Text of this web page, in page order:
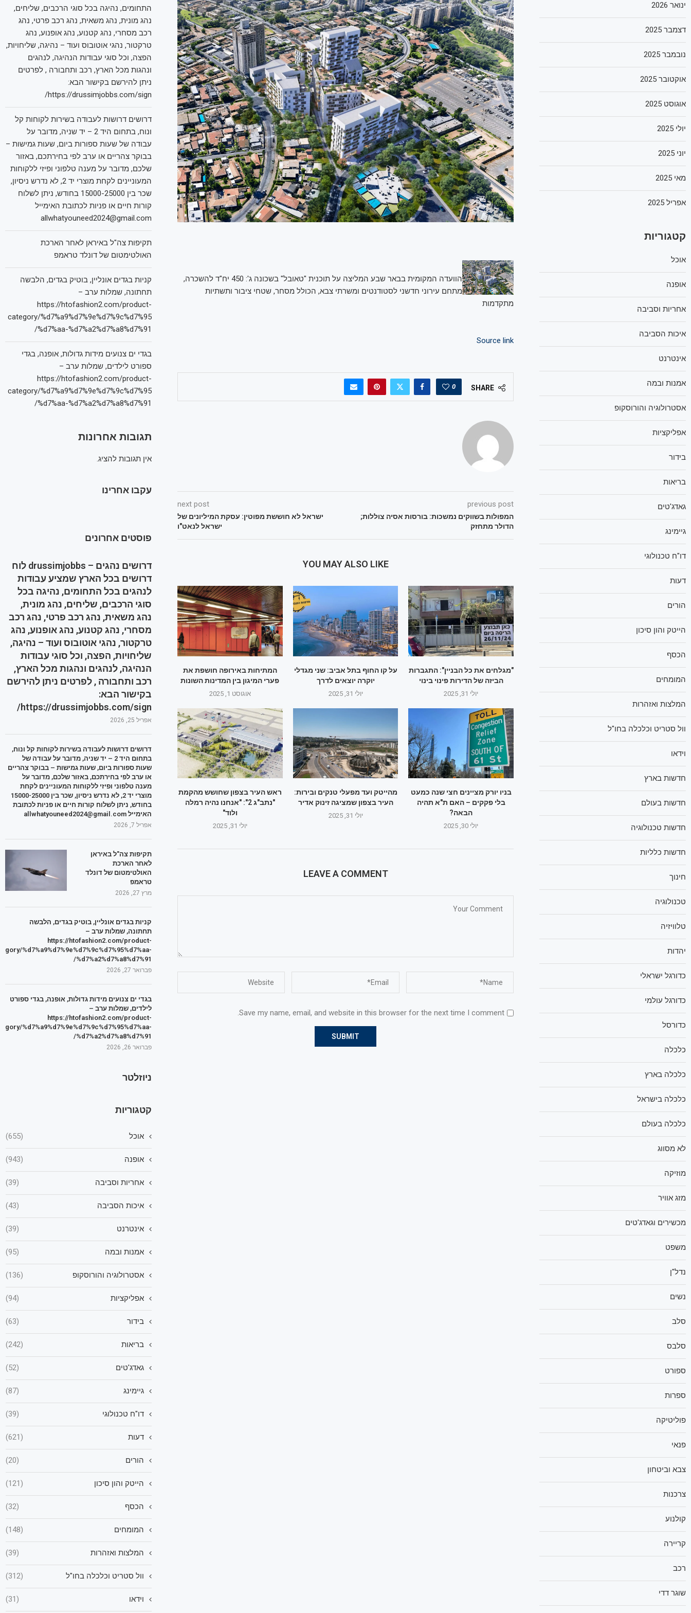
הוועדה המקומית בבאר שבע המליצה על תוכנית "טאובל" בשכונה ג': 450 יח"ד להשכרה,
מתחם עירוני חדשני לסטודנטים ומשרתי צבא, הכולל מסחר, שטחי ציבור ותשתיות
מתקדמות
Source link
SHARE
0
previous post
המפולות בשווקים נמשכות: בורסות אסיה צוללות;
הדולר מתחזק
next post
ישראל לא חוששת מפוטין: עסקת המיליונים של
ישראל לנאט"ו
YOU MAY ALSO LIKE
המתיחות באירופה חושפת את
פערי המיגון בין המדינות השונות
אוגוסט 1, 2025
על קו החוף בתל אביב: שני מגדלי
יוקרה יוצאים לדרך
יולי 31, 2025
"מגלחים את כל הבניין": התגברות
הביזה של הדירות פינוי בינוי
יולי 31, 2025
ראש העיר בצפון שחושש מהקמת
"נתב"ג 2": "אנחנו נהיה רמלה
ולוד"
יולי 31, 2025
מהייטק ועד מפעלי טנקים ובירות:
העיר בצפון שמציגה זינוק אדיר
יולי 31, 2025
בניו יורק מציינים חצי שנה כמעט
בלי פקקים – האם ת"א תהיה
הבאה?
יולי 30, 2025
LEAVE A COMMENT
Save my name, email, and website in this browser for the next time I comment.
התחומים, נהיגה בכל סוגי הרכבים, שליחים,
נהג מונית, נהג משאית, נהג רכב פרטי, נהג
רכב מסחרי, נהג קטנוע, נהג אופנוע, נהג
טרקטור, נהגי אוטובוס ועוד – נהיגה, שליחויות,
הפצה, וכל סוגי עבודות הנהיגה, לנהגים
ונהגות מכל הארץ, רכב ותחבורה , לפרטים
ניתן להירשם בקישור הבא:
https://drussimjobbs.com/sign/
דרושים דרושות לעבודה בשירות לקוחות קל
ונוח, בתחום היד 2 – יד שניה, מדובר על
עבודה של שעות ספורות ביום, שעות גמישות –
בבוקר צהריים או ערב לפי בחירתכם, באזור
שלכם, מדובר על מענה טלפוני ופיזי ללקוחות
המעוניינים לקחת מוצרי יד 2, לא נדרש ניסיון,
שכר בין 15000-25000 בחודש, ניתן לשלוח
קורות חיים או פניות לכתובת האימייל
allwhatyouneed2024@gmail.com
תקיפות צה"ל באיראן לאחר הארכת
האולטימטום של דונלד טראמפ
קניות בגדים אונליין, בוטיק בגדים, הלבשה
תחתונה, שמלות ערב –
https://htofashion2.com/product-
category/%d7%a9%d7%9e%d7%9c%d7%95
%d7%aa-%d7%a2%d7%a8%d7%91/
בגדי ים צנועים מידות גדולות, אופנה, בגדי
ספורט לילדים, שמלות ערב –
https://htofashion2.com/product-
category/%d7%a9%d7%9e%d7%9c%d7%95
%d7%aa-%d7%a2%d7%a8%d7%91/
תגובות אחרונות
אין תגובות להציג.
עקבו אחרינו
פוסטים אחרונים
דרושים נהגים – drussimjobbs לוח
דרושים בכל הארץ שמציע עבודות
לנהגים בכל התחומים, נהיגה בכל
סוגי הרכבים, שליחים, נהג מונית,
נהג משאית, נהג רכב פרטי, נהג רכב
מסחרי, נהג קטנוע, נהג אופנוע, נהג
טרקטור, נהגי אוטובוס ועוד – נהיגה,
שליחויות, הפצה, וכל סוגי עבודות
הנהיגה, לנהגים ונהגות מכל הארץ,
רכב ותחבורה , לפרטים ניתן להירשם
בקישור הבא:
https://drussimjobbs.com/sign/
אפריל 25, 2026
דרושים דרושות לעבודה בשירות לקוחות קל ונוח,
בתחום היד 2 – יד שניה, מדובר על עבודה של
שעות ספורות ביום, שעות גמישות – בבוקר צהריים
או ערב לפי בחירתכם, באזור שלכם, מדובר על
מענה טלפוני ופיזי ללקוחות המעוניינים לקחת
מוצרי יד 2, לא נדרש ניסיון, שכר בין 15000-25000
בחודש, ניתן לשלוח קורות חיים או פניות לכתובת
האימייל allwhatyouneed2024@gmail.com
אפריל 7, 2026
תקיפות צה"ל באיראן
לאחר הארכת
האולטימטום של דונלד
טראמפ
מרץ 27, 2026
קניות בגדים אונליין, בוטיק בגדים, הלבשה
תחתונה, שמלות ערב –
https://htofashion2.com/product-
%d7%a9%d7%9e%d7%9c%d7%95%d7%aa-
%d7%a2%d7%a8%d7%91/
פברואר 27, 2026
בגדי ים צנועים מידות גדולות, אופנה, בגדי ספורט
לילדים, שמלות ערב –
https://htofashion2.com/product-
%d7%a9%d7%9e%d7%9c%d7%95%d7%aa-
%d7%a2%d7%a8%d7%91/
פברואר 26, 2026
ניוזלטר
קטגוריות
אוכל (655)
אופנה (943)
אחריות וסביבה (39)
איכות הסביבה (43)
אינטרנט (39)
אמנות ובמה (95)
אסטרולוגיה והורוסקופ (136)
אפליקציות (94)
בידור (63)
בריאות (242)
גאדג'טים (52)
גיימינג (87)
דו"ח טכנולוגי (39)
דעות (621)
הורים (20)
הייטק והון סיכון (121)
הכסף (32)
המומחים (148)
המלצות ואזהרות (39)
וול סטריט וכלכלה בחו"ל (312)
וידאו (31)
ינואר 2026
דצמבר 2025
נובמבר 2025
אוקטובר 2025
אוגוסט 2025
יולי 2025
יוני 2025
מאי 2025
אפריל 2025
קטגוריות
אוכל
אופנה
אחריות וסביבה
איכות הסביבה
אינטרנט
אמנות ובמה
אסטרולוגיה והורוסקופ
אפליקציות
בידור
בריאות
גאדג'טים
גיימינג
דו"ח טכנולוגי
דעות
הורים
הייטק והון סיכון
הכסף
המומחים
המלצות ואזהרות
וול סטריט וכלכלה בחו"ל
וידאו
חדשות בארץ
חדשות בעולם
חדשות טכנולוגיה
חדשות כלליות
חינוך
טכנולוגיה
טלוויזיה
יהדות
כדורגל ישראלי
כדורגל עולמי
כדורסל
כלכלה
כלכלה בארץ
כלכלה בישראל
כלכלה בעולם
לא מסווג
מוזיקה
מזג אוויר
מכשירים וגאדג'טים
משפט
נדל"ן
נשים
סלב
סלבס
ספורט
ספרות
פוליטיקה
פנאי
צבא וביטחון
צרכנות
קולנוע
קריירה
רכב
שוגר דדי